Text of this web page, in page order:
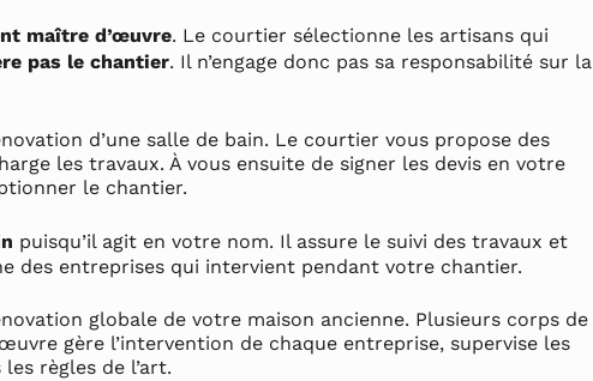
maître d’œuvre. Le courtier sélectionne les artisans qui
pas le chantier. Il n’engage donc pas sa responsabilité sur la
d’une salle de bain. Le courtier vous propose des
les travaux. À vous ensuite de signer les devis en votre
le chantier.
puisqu’il agit en votre nom. Il assure le suivi des travaux et
des entreprises qui intervient pendant votre chantier.
globale de votre maison ancienne. Plusieurs corps de
gère l’intervention de chaque entreprise, supervise les
règles de l’art.